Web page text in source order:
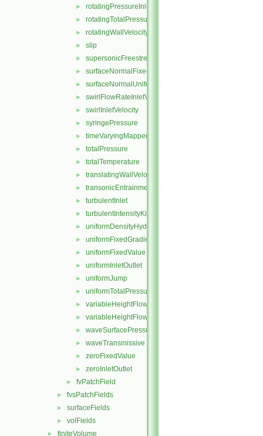
► rotatingPressureInletOutletVelocity
► rotatingTotalPressure
► rotatingWallVelocity
► slip
► supersonicFreestream
► surfaceNormalFixedValue
► surfaceNormalUniformFixedValue
► swirlFlowRateInletVelocity
► swirlInletVelocity
► syringePressure
► timeVaryingMappedFixedValue
► totalPressure
► totalTemperature
► translatingWallVelocity
► transonicEntrainmentPressure
► turbulentInlet
► turbulentIntensityKineticEnergyInlet
► uniformDensityHydrostaticPressure
► uniformFixedGradient
► uniformFixedValue
► uniformInletOutlet
► uniformJump
► uniformTotalPressure
► variableHeightFlowRate
► variableHeightFlowRateInletVelocity
► waveSurfacePressure
► waveTransmissive
► zeroFixedValue
► zeroInletOutlet
► fvPatchField
► fvsPatchFields
► surfaceFields
► volFields
► finiteVolume